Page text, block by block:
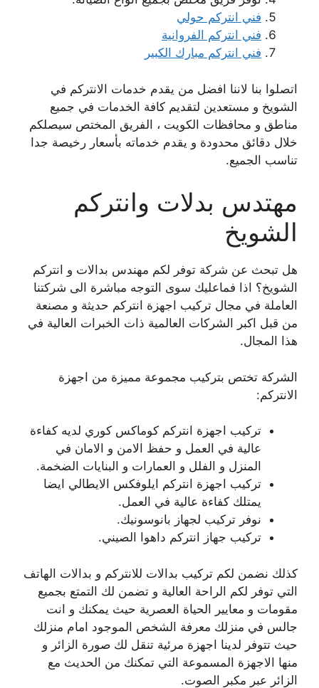
فني انتركم حولي
فني انتركم الفروانية
فني انتركم مبارك الكبير
اتصلوا بنا لاننا افضل من يقدم خدمات الانتركم في
الشويخ و مستعدين لتقديم كافة الخدمات في جميع
مناطق و محافظات الكويت ، الفريق المختص سيصلكم
خلال دقائق محدودة و يقدم خدماته بأسعار رخيصة جدا
تناسب الجميع.
مهتدس بدلات وانتركم
الشويخ
هل تبحث عن شركة توفر لكم مهندس بدالات و انتركم
الشويخ؟ اذا فماعليك سوى التوجه مباشرة الى شركتنا
العاملة في مجال تركيب اجهزة انتركم حديثة و مصنعة
من قبل اكبر الشركات العالمية ذات الخبرات العالية في
هذا المجال.
الشركة تختص بتركيب مجموعة مميزة من اجهزة
الانتركم:
تركيب اجهزة انتركم كوماكس كوري لديه كفاءة
عالية في العمل و حفظ الامن و الامان في
المنزل و الفلل و العمارات و البنايات الضخمة.
تركيب اجهزة انتركم ايلوفكس الايطالي ايضا
يمتلك كفاءة عالية في العمل.
نوفر تركيب لجهاز بانوسونيك.
تركيب جهاز انتركم داهوا الصيني.
كذلك نضمن لكم تركيب بدالات للانتركم و بدالات الهاتف
التي توفر لكم الراحة العالية و تضمن لك التمتع بجميع
مقومات و معايير الحياة العصرية حيث يمكنك و انت
جالس في منزلك معرفة الشخص الموجود امام منزلك
حيث تتوفر لدينا اجهزة مرئية تنقل لك صورة الزائر و
منها الاجهزة المسموعة التي تمكنك من الحديث مع
الزائر عبر مكبر الصوت.